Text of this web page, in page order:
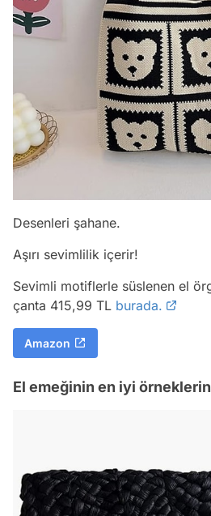
Desenleri şahane.
Aşırı sevimlilik içerir!
Sevimli motiflerle süslenen el
çanta 415,99 TL burada.
Amazon
El emeğinin en iyi